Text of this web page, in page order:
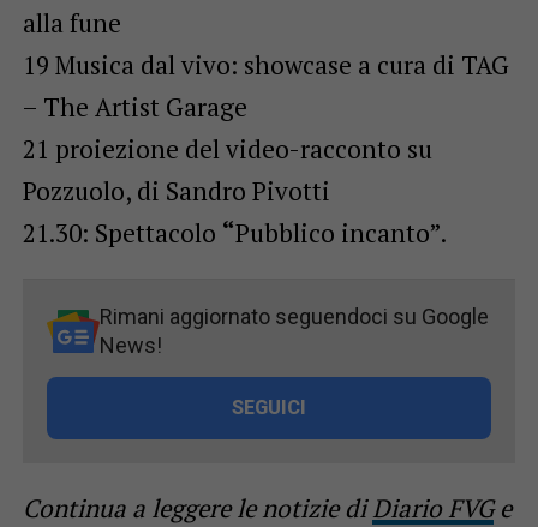
alla fune
19 Musica dal vivo: showcase a cura di TAG
– The Artist Garage
21 proiezione del video-racconto su
Pozzuolo, di Sandro Pivotti
21.30: Spettacolo “Pubblico incanto”.
Rimani aggiornato seguendoci su Google
News!
SEGUICI
Continua a leggere le notizie diDiario FVGe